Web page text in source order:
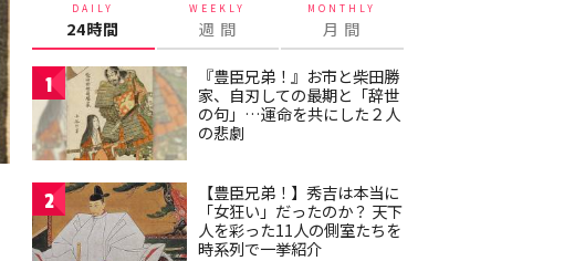
DAILY
24時間
WEEKLY
週 間
MONTHLY
月 間
1
『豊臣兄弟！』お市と柴田勝
家、自刃しての最期と「辞世
の句」…運命を共にした２人
の悲劇
2
【豊臣兄弟！】秀吉は本当に
「女狂い」だったのか？ 天下
人を彩った11人の側室たちを
時系列で一挙紹介